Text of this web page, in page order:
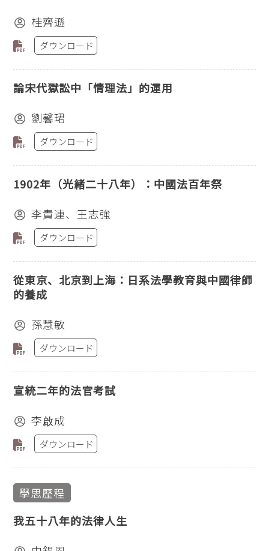
桂齊遜
ダウンロード
論宋代獄訟中「情理法」的運用
劉馨珺
ダウンロード
1902年（光緒二十八年）：中國法百年祭
李貴連、王志強
ダウンロード
從東京、北京到上海：日系法學教育與中國律師
的養成
孫慧敏
ダウンロード
宣統二年的法官考試
李啟成
ダウンロード
學思歷程
我五十八年的法律人生